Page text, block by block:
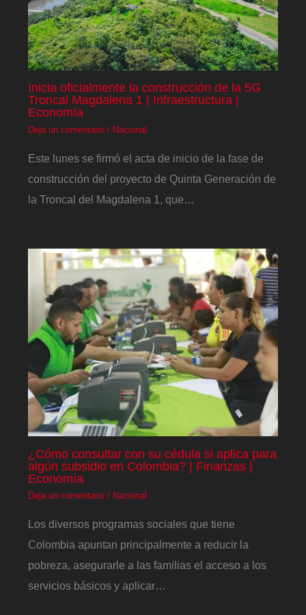
Inicia oficialmente la construcción de la 5G
Troncal Magdalena 1 | Infraestructura |
Economía
Deja un comentario / Nacional
Este lunes se firmó el acta de inicio de la fase de
construcción del proyecto de Quinta Generación de
la Troncal del Magdalena 1, que…
¿Cómo consultar con su cédula si aplica para
algún subsidio en Colombia? | Finanzas |
Economía
Deja un comentario / Nacional
Los diversos programas sociales que tiene
Colombia apuntan principalmente a reducir la
pobreza, asegurarle a las familias el acceso a los
servicios básicos y aplicar…